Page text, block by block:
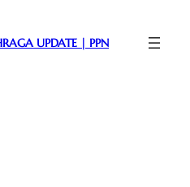
UPDATE | PPN